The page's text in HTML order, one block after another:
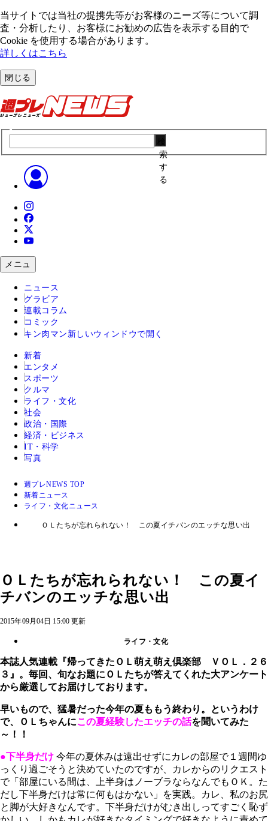
当サイトでは当社の提携先等がお客様のニーズ等について調
査・分析したり、お客様にお勧めの広告を表⽰する⽬的で
Cookie を使⽤する場合があります。
詳しくはこちら
閉じる
索
す
る
メニュ
ニュース
グラビア
連載コラム
コミック
キン肉マン 新しいウィンドウで開く
新着
エンタメ
スポーツ
クルマ
ライフ・文化
社会
政治・国際
経済・ビジネス
IT・科学
写真
週プレNEWS TOP
新着ニュース
ライフ・文化ニュース
ＯＬたちが忘れられない！ この夏イチバンのエッチな思い出
ＯＬたちが忘れられない！ この夏イ
チバンのエッチな思い出
2015年09月04日 15:00 更新
ライフ・文化
本誌人気連載『帰ってきたＯＬ萌え萌え倶楽部 ＶＯＬ．２６
３』。毎回、旬なお題にＯＬたちが答えてくれた大アンケート
から厳選してお届けしております。
早いもので、猛暑だった今年の夏ももう終わり。というわけ
で、
ＯＬちゃんにこの夏経験したエッチの話を聞いてみた
～！！
●下半身だけ 今年の夏休みは遠出せずにカレの部屋で１週間ゆ
っくり過ごそうと決めていたのですが、カレからのリクエスト
で「部屋にいる間は、上半身はノーブラならなんでもＯＫ。た
だし下半身だけは常に何もはかない」を実践。カレ、私のお尻
と脚が大好きなんです。下半身だけがむき出しってすごく恥ず